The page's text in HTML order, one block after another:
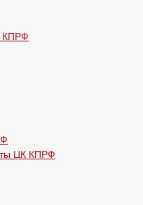
КПРФ
ЦК КПРФ